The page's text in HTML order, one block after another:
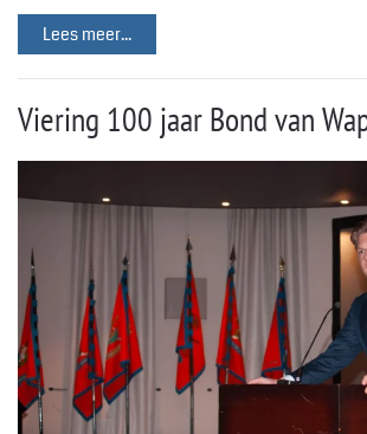
Lees meer...
Viering 100 jaar Bond van